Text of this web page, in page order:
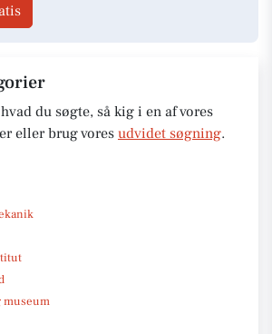
du søgte, så kig i en af vores
eller brug vores udvidet søgning.
museum